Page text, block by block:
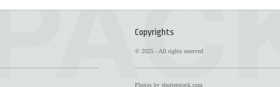
Copyrights
© 2025 - All rights reserved
Photos by shutterstock.com